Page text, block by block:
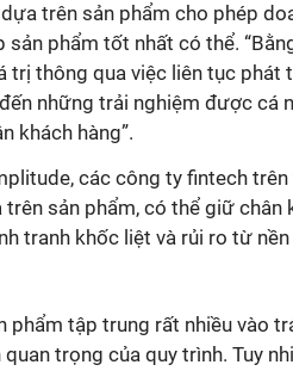
trên sản phẩm cho phép
phẩm tốt nhất có thể.
trị thông qua việc liên tục phát
những trải nghiệm được cá
khách hàng”.
các công ty fintech
sản phẩm, có thể giữ chân
tranh khốc liệt và rủi ro từ
tập trung rất nhiều vào
trọng của quy trình. Tuy